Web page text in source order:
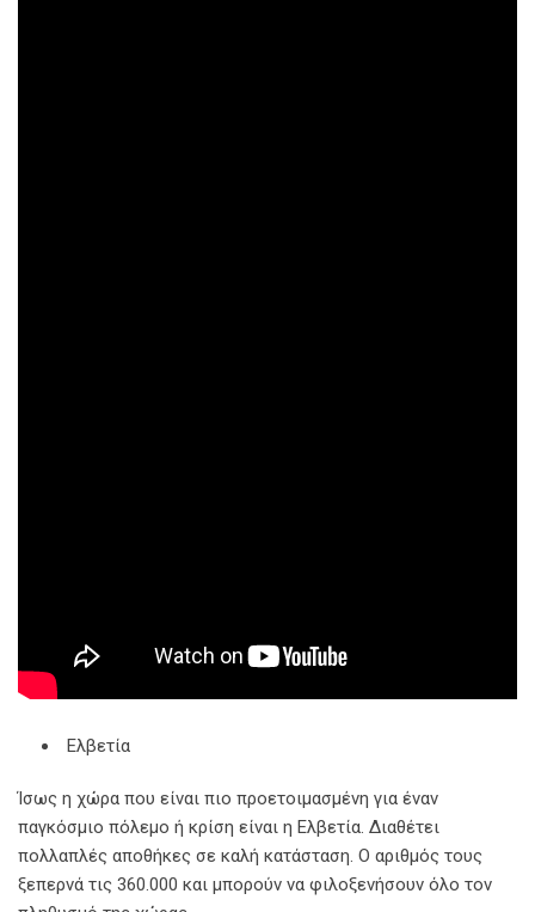
Ελβετία
Ίσως η χώρα που είναι πιο προετοιμασμένη για έναν
παγκόσμιο πόλεμο ή κρίση είναι η Ελβετία. Διαθέτει
πολλαπλές αποθήκες σε καλή κατάσταση. Ο αριθμός τους
ξεπερνά τις 360.000 και μπορούν να φιλοξενήσουν όλο τον